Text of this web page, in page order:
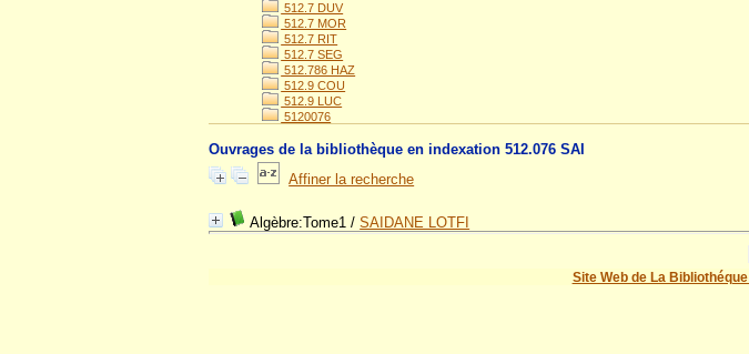
512.7 DUV
512.7 MOR
512.7 RIT
512.7 SEG
512.786 HAZ
512.9 COU
512.9 LUC
5120076
Ouvrages de la bibliothèque en indexation 512.076 SAI
Affiner la recherche
Algèbre:Tome1 /SAIDANE LOTFI
Site Web de La Bibliothéque